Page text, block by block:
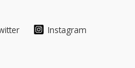
Instagram